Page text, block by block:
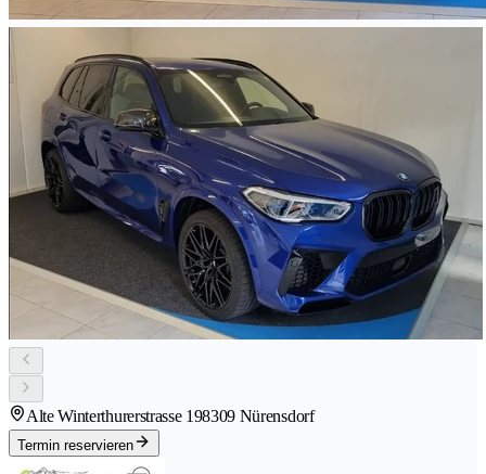
Alte Winterthurerstrasse 198309 Nürensdorf
Termin reservieren